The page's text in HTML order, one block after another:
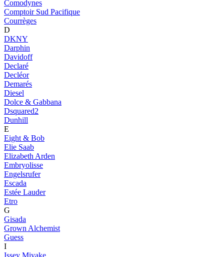
Comodynes
Comptoir Sud Pacifique
Courrèges
D
DKNY
Darphin
Davidoff
Declaré
Decléor
Demarés
Diesel
Dolce & Gabbana
Dsquared2
Dunhill
E
Eight & Bob
Elie Saab
Elizabeth Arden
Embryolisse
Engelsrufer
Escada
Estée Lauder
Etro
G
Gisada
Grown Alchemist
Guess
I
Issey Miyake